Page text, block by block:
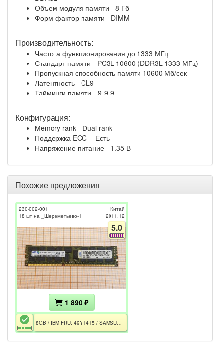
Объем модуля памяти - 8 Гб
Форм-фактор памяти - DIMM
Производительность:
Частота функционирования до 1333 МГц
Стандарт памяти - PC3L-10600 (DDR3L 1333 МГц)
Пропускная способность памяти 10600 Мб/сек
Латентность - CL9
Тайминги памяти - 9-9-9
Конфигурация:
Memory rank - Dual rank
Поддержка ECC - Есть
Напряжение питание - 1.35 В
Похожие предложения
230-002-001
18 шт на _Шереметьево-1
Китай
2011.12
5.0
1 890 ₽
8GB / IBM FRU: 49Y1415 / SAMSUNG M393B1K70CH0-YH9